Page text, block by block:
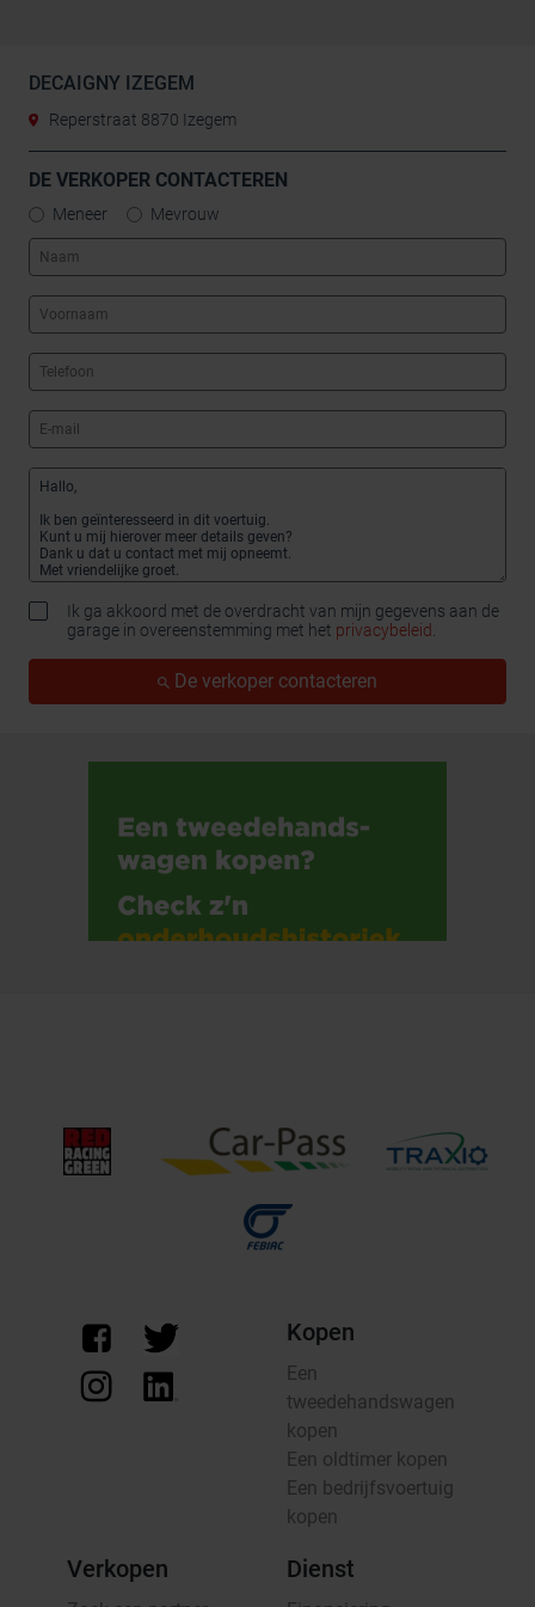
DECAIGNY IZEGEM
Reperstraat 8870 Izegem
DE VERKOPER CONTACTEREN
Meneer Mevrouw
Ik ga akkoord met de overdracht van mijn gegevens aan de
garage in overeenstemming met het privacybeleid.
De verkoper contacteren
Kopen
Een
tweedehandswagen
kopen
Een oldtimer kopen
Een bedrijfsvoertuig
kopen
Verkopen Dienst